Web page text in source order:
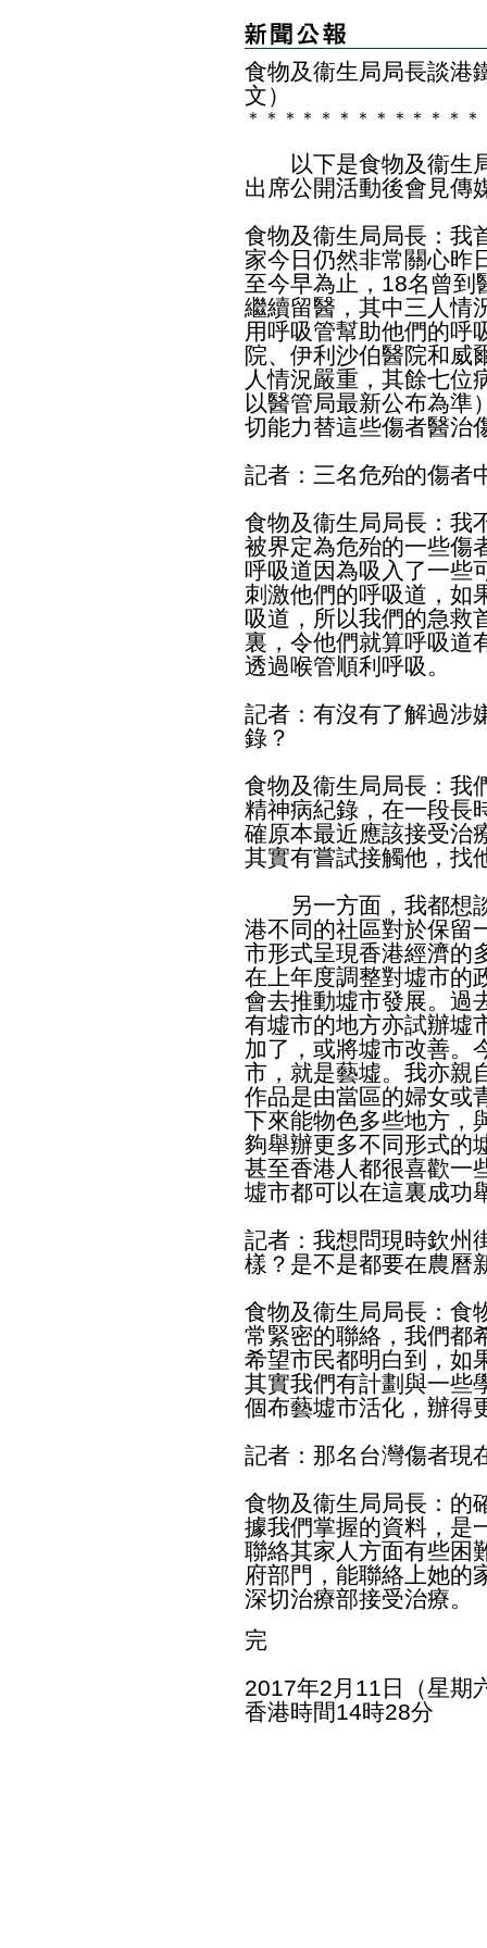
食物及衞生局局長談港
文）
＊ ＊ ＊ ＊ ＊ ＊ ＊ ＊ ＊ ＊ ＊ ＊ ＊
以下是食物及衞生局
出席公開活動後會見傳
食物及衞生局局長：我
家今日仍然非常關心昨
至今早為止，18名曾到
繼續留醫，其中三人情
用呼吸管幫助他們的呼
院、伊利沙伯醫院和威
人情況嚴重，其餘七位
以醫管局最新公布為準
切能力替這些傷者醫治
記者：三名危殆的傷者
食物及衞生局局長：我
被界定為危殆的一些傷
呼吸道因為吸入了一些
刺激他們的呼吸道，如
吸道，所以我們的急救
裏，令他們就算呼吸道
透過喉管順利呼吸。
記者：有沒有了解過涉
錄？
食物及衞生局局長：我
精神病紀錄，在一段長
確原本最近應該接受治
其實有嘗試接觸他，找
另一方面，我都想談
港不同的社區對於保留
市形式呈現香港經濟的
在上年度調整對墟市的
會去推動墟市發展。過
有墟市的地方亦試辦墟
加了，或將墟市改善。
市，就是藝墟。我亦親
作品是由當區的婦女或
下來能物色多些地方，
夠舉辦更多不同形式的
甚至香港人都很喜歡一
墟市都可以在這裏成功
記者：我想問現時欽州
樣？是不是都要在農曆
食物及衞生局局長：食
常緊密的聯絡，我們都
希望市民都明白到，如
其實我們有計劃與一些
個布藝墟市活化，辦得
記者：那名台灣傷者現
食物及衞生局局長：的
據我們掌握的資料，是
聯絡其家人方面有些困
府部門，能聯絡上她的
深切治療部接受治療。
完
2017年2月11日（星期
香港時間14時28分